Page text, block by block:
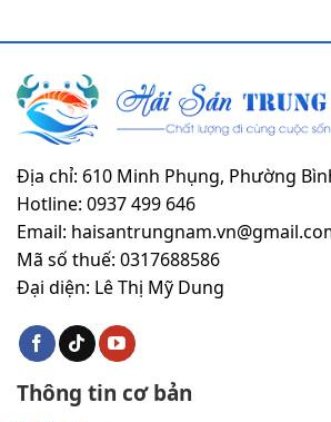
Địa chỉ: 610 Minh Phụng, Phường
Hotline: 0937 499 646
Email:
Mã số thuế: 0317688586
Đại diện: Lê Thị Mỹ Dung
Thông tin cơ bản